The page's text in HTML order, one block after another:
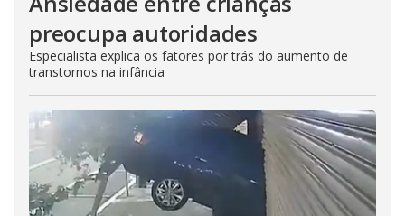
preocupa autoridades
Especialista explica os fatores por trás do aumento de
transtornos na infância